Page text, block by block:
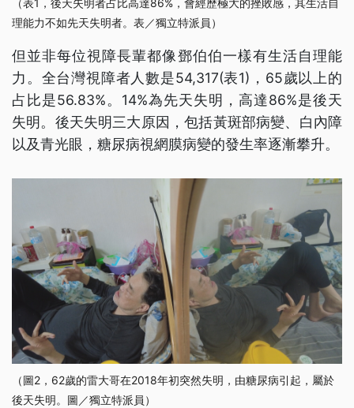
（表1，後天失明者占比高達86%，會經歷極大的挫敗感，其生活自
理能力不如先天失明者。表／獨立特派員）
但並非每位視障長輩都像鄧伯伯一樣有生活自理能
力。全台灣視障者人數是54,317(表1)，65歲以上的
占比是56.83%。14%為先天失明，高達86%是後天
失明。後天失明三大原因，包括黃斑部病變、白內障
以及青光眼，糖尿病視網膜病變的發生率逐漸攀升。
（圖2，62歲的雷大哥在2018年初突然失明，由糖尿病引起，屬於
後天失明。圖／獨立特派員）